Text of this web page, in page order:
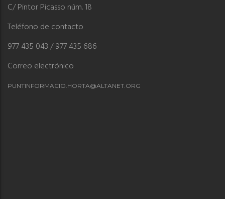
C/ Pintor Picasso núm. 18
Teléfono de contacto
977 435 043 / 977 435 686
Correo electrónico
PUNTINFORMACIO.HORTA@ALTANET.ORG